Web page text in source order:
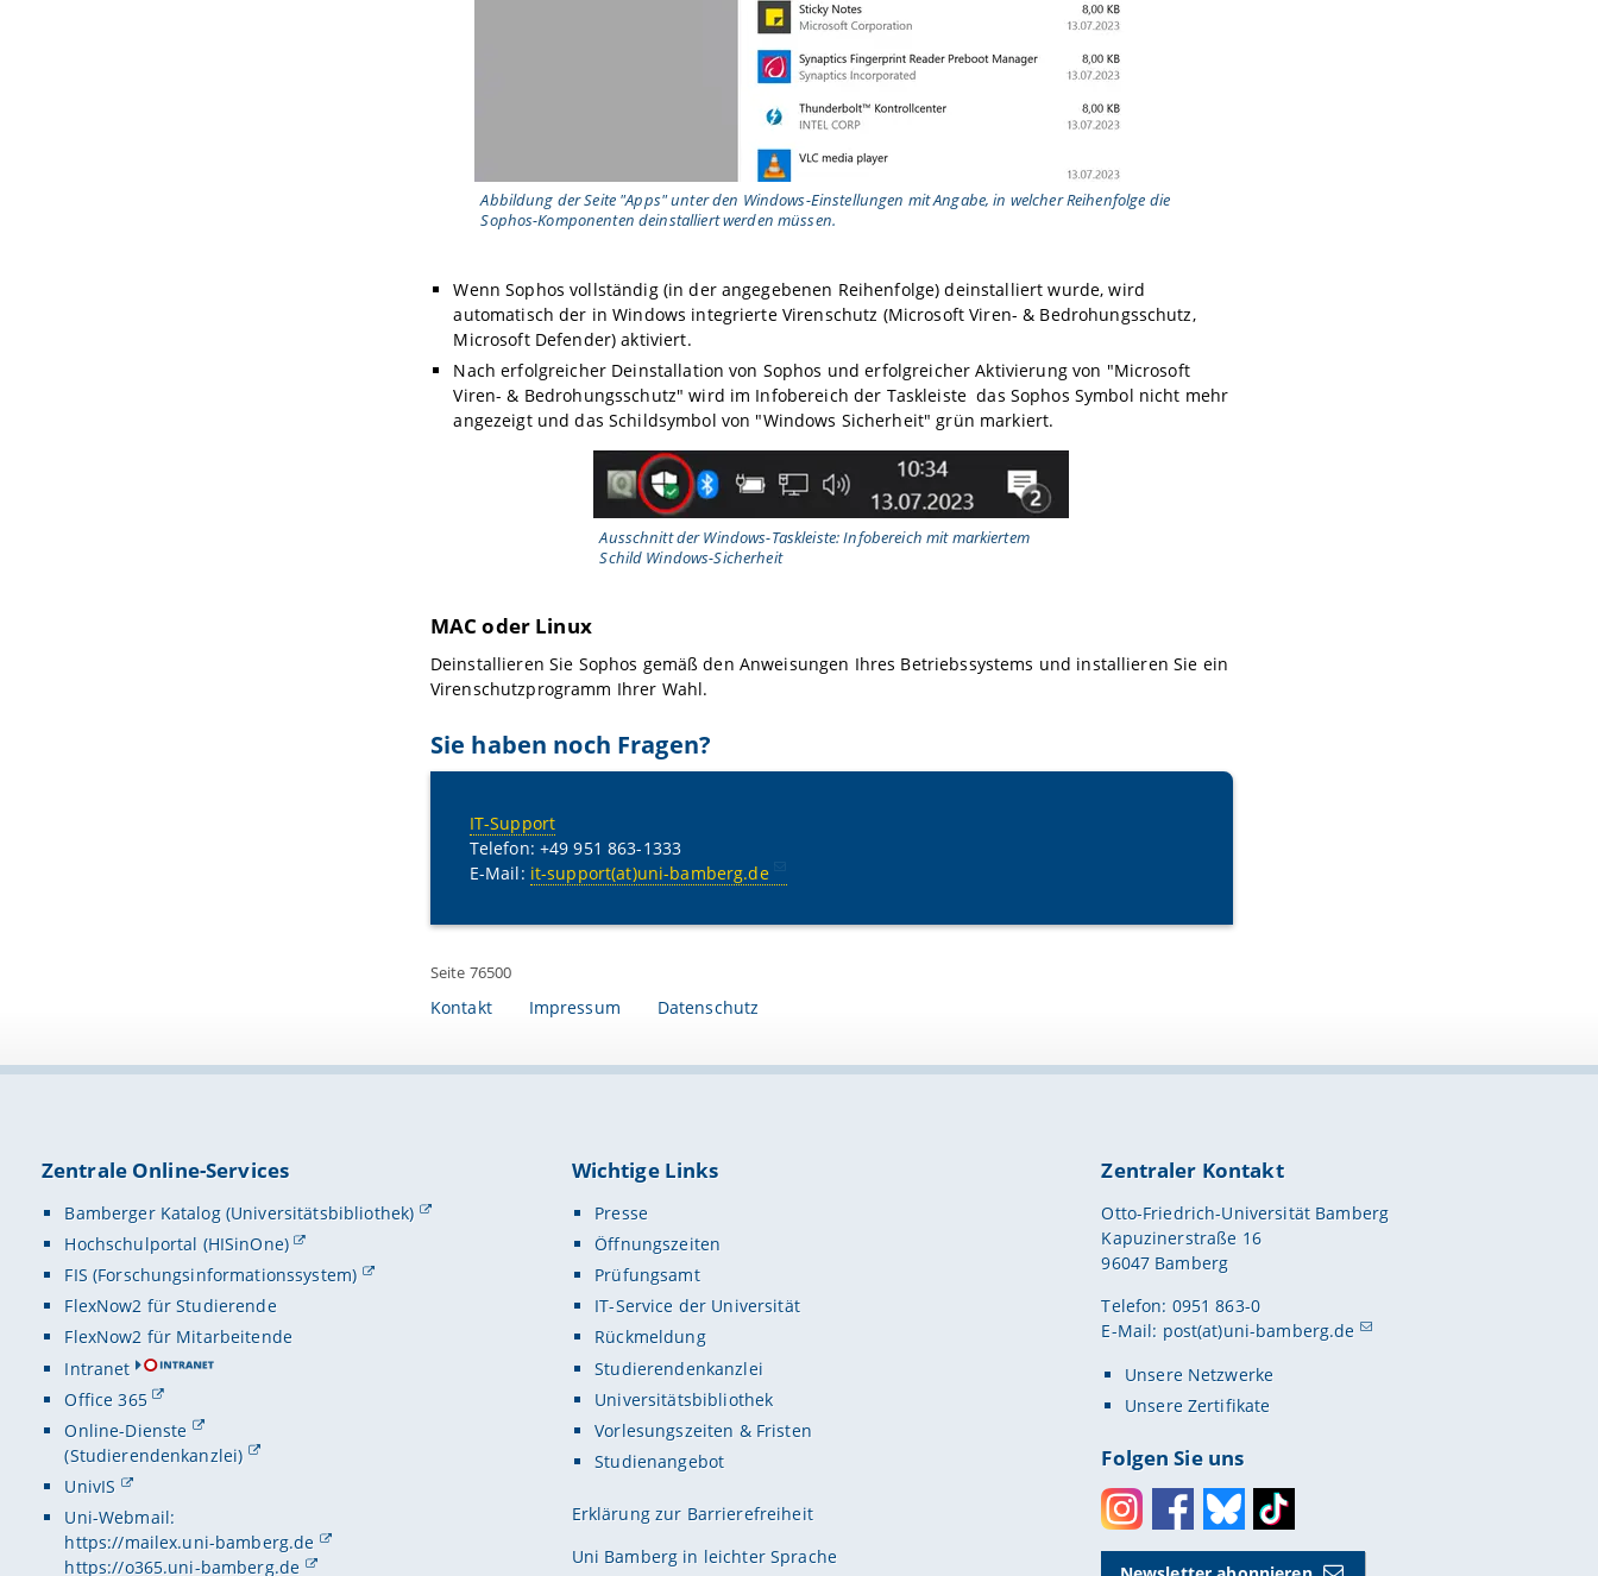
Abbildung der Seite "Apps" unter den Windows-Einstellungen mit Angabe, in welcher Reihenfolge die
Sophos-Komponenten deinstalliert werden müssen.
Wenn Sophos vollständig (in der angegebenen Reihenfolge) deinstalliert wurde, wird
automatisch der in Windows integrierte Virenschutz (Microsoft Viren- & Bedrohungsschutz,
Microsoft Defender) aktiviert.
Nach erfolgreicher Deinstallation von Sophos und erfolgreicher Aktivierung von "Microsoft
Viren- & Bedrohungsschutz" wird im Infobereich der Taskleistedas Sophos Symbol nicht mehr
angezeigt unddas Schildsymbol von "Windows Sicherheit" grün markiert.
Ausschnitt der Windows-Taskleiste: Infobereich mit markiertem
Schild Windows-Sicherheit
MAC oder Linux
Deinstallieren Sie Sophos gemäß den Anweisungen Ihres Betriebssystems und installieren Sie ein
Virenschutzprogramm Ihrer Wahl.
Sie haben noch Fragen?
IT-Support
Telefon: +49 951 863-1333
E-Mail: it-support(at)uni-bamberg.de
Seite 76500
Kontakt Impressum Datenschutz
Zentrale Online-Services
Bamberger Katalog (Universitätsbibliothek)
Hochschulportal (HISinOne)
FIS (Forschungsinformationssystem)
FlexNow2 für Studierende
FlexNow2 für Mitarbeitende
Intranet
Office 365
Online-Dienste
(Studierendenkanzlei)
UnivIS
Uni-Webmail:
https://mailex.uni-bamberg.de
https://o365.uni-bamberg.de
Wichtige Links
Presse
Öffnungszeiten
Prüfungsamt
IT-Service der Universität
Rückmeldung
Studierendenkanzlei
Universitätsbibliothek
Vorlesungszeiten & Fristen
Studienangebot
Erklärung zur Barrierefreiheit
Uni Bamberg in leichter Sprache
Zentraler Kontakt
Otto-Friedrich-Universität Bamberg
Kapuzinerstraße 16
96047 Bamberg
Telefon: 0951 863-0
E-Mail: post(at)uni-bamberg.de
Unsere Netzwerke
Unsere Zertifikate
Folgen Sie uns
InstagramFacebookBlueskyToktok